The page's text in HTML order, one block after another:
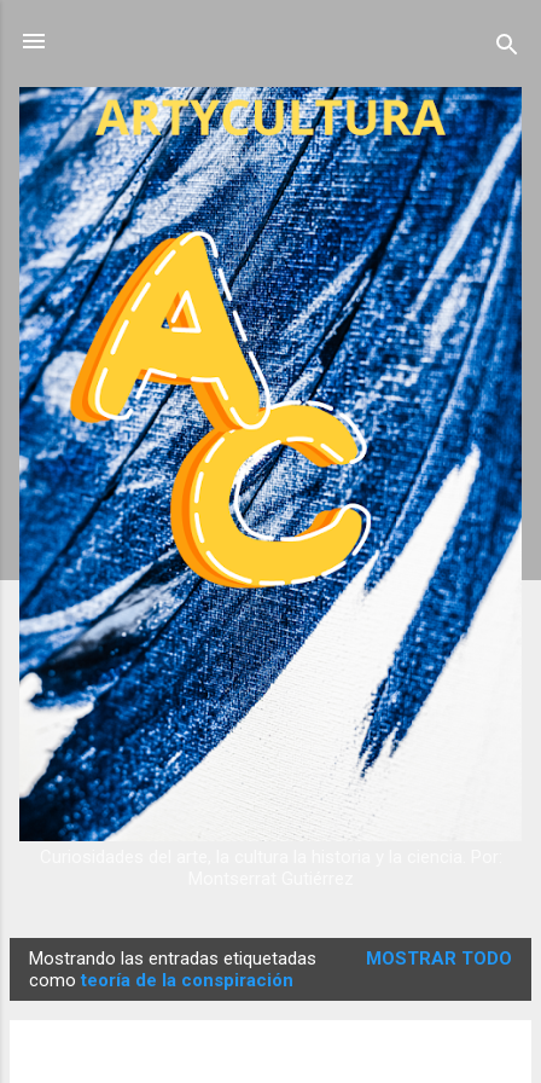
n
Mostrando las entradas etiquetadas
comoteoría de la conspiración
MOSTRAR TODO